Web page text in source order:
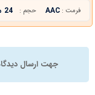
فرمت : AAC حجم : 24 مگابایت
جهت ارسال